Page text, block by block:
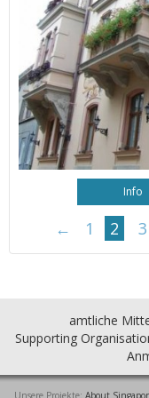
Info
← 1 2 3
amtliche
Supporting
Unsere Projekte: About